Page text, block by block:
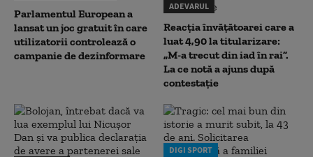
Parlamentul European a
lansat un joc gratuit în care
utilizatorii controlează o
campanie de dezinformare
ADEVARUL
Reacția învățătoarei care a
luat 4,90 la titularizare:
„M-a trecut din iad în rai”.
La ce notă a ajuns după
contestație
DIGI SPORT